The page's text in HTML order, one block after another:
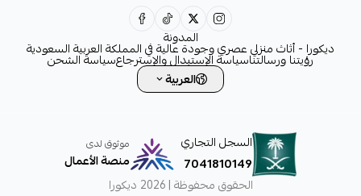
المدونة
ديكورا - أثاث منزلي عصري وجودة عالية في المملكة العربية السعودية
رؤيتنا ورسالتناسياسة الإستبدال والإسترجاعسياسة الشحن
العربية
السجل التجاري
7041810149
موثوق لدى
منصة الأعمال
الحقوق محفوظة | 2026
ديكورا